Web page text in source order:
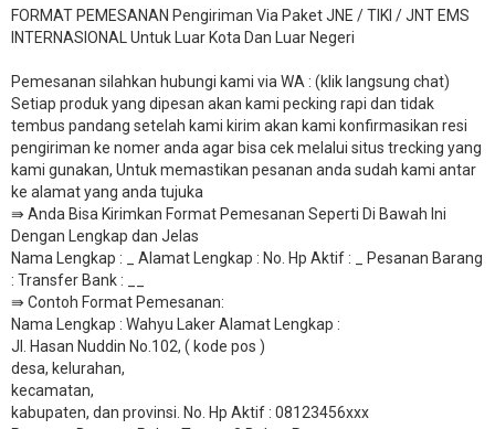
FORMAT PEMESANAN Pengiriman Via Paket JNE / TIKI / JNT EMS
INTERNASIONAL Untuk Luar Kota Dan Luar Negeri
Pemesanan silahkan hubungi kami via WA : (klik langsung chat)
Setiap produk yang dipesan akan kami pecking rapi dan tidak
tembus pandang setelah kami kirim akan kami konfirmasikan resi
pengiriman ke nomer anda agar bisa cek melalui situs trecking yang
kami gunakan, Untuk memastikan pesanan anda sudah kami antar
ke alamat yang anda tujuka
⇛ Anda Bisa Kirimkan Format Pemesanan Seperti Di Bawah Ini
Dengan Lengkap dan Jelas
Nama Lengkap : _ Alamat Lengkap : No. Hp Aktif : _ Pesanan Barang
: Transfer Bank : __
​⇛ Contoh Format Pemesanan:
Nama Lengkap : Wahyu Laker Alamat Lengkap :
Jl. Hasan Nuddin No.102, ( kode pos )
desa, kelurahan,
kecamatan,
kabupaten, dan provinsi. No. Hp Aktif : 08123456xxx